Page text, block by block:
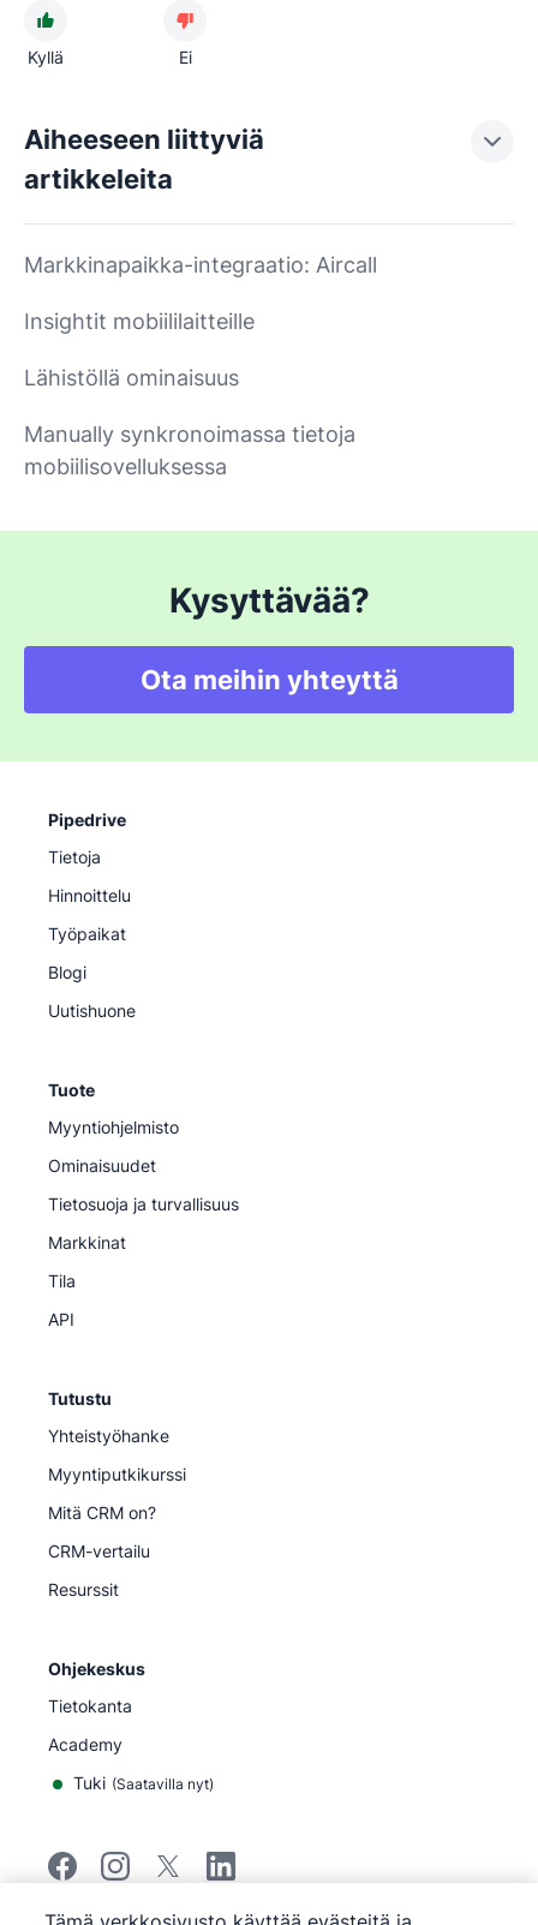
Kyllä Ei
Aiheeseen liittyviä
artikkeleita
Markkinapaikka-integraatio: Aircall
Insightit mobiililaitteille
Lähistöllä ominaisuus
Manually synkronoimassa tietoja
mobiilisovelluksessa
Kysyttävää?
Ota meihin yhteyttä
Pipedrive
Tietoja
Hinnoittelu
Työpaikat
Blogi
Uutishuone
Tuote
Myyntiohjelmisto
Ominaisuudet
Tietosuoja ja turvallisuus
Markkinat
Tila
API
Tutustu
Yhteistyöhanke
Myyntiputkikurssi
Mitä CRM on?
CRM-vertailu
Resurssit
Ohjekeskus
Tietokanta
Academy
Tuki (Saatavilla nyt)